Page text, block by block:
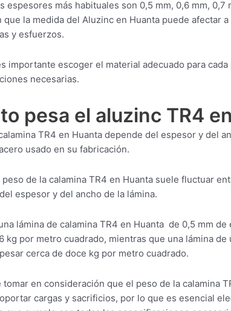
espesores más habituales son 0,5 mm, 0,6 mm, 0,7
la medida del Aluzinc en Huanta puede afectar
y esfuerzos.
importante escoger el material adecuado para
necesarias.
pesa el aluzinc TR4
TR4 en Huanta depende del espesor y del
usado en su fabricación.
peso de la calamina TR4 en Huanta suele fluctuar
espesor y del ancho de la lámina.
lámina de calamina TR4 en Huanta de 0,5 mm
kg por metro cuadrado, mientras que una lámina
cerca de doce kg por metro cuadrado.
tomar en consideración que el peso de la calamina
cargas y sacrificios, por lo que es esencial